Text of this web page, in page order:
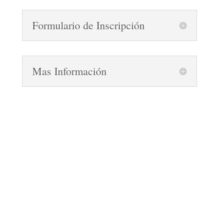
Formulario de Inscripción
Mas Información